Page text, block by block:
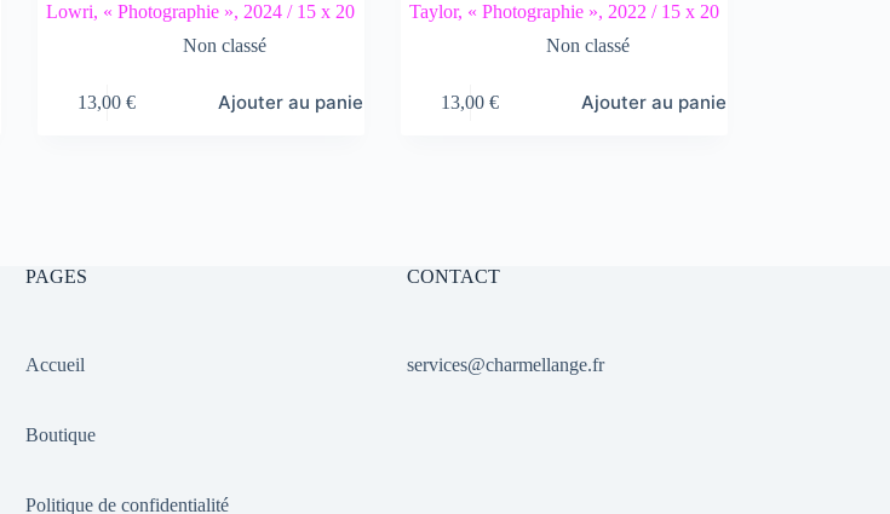
Lowri, « Photographie », 2024 / 15 x 20
Non classé
13,00€ Ajouter au panier
Taylor, « Photographie », 2022 / 15 x 20
Non classé
13,00€ Ajouter au panier
PAGES
Accueil
Boutique
Politique de confidentialité
CONTACT
services@charmellange.fr